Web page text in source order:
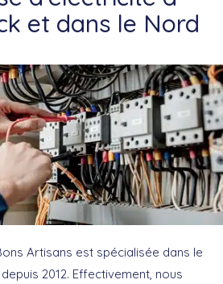
et dans le Nord
Artisans est spécialisée dans le
2012. Effectivement, nous